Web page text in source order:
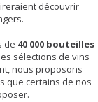
découvrir
de 40 000 bouteilles
sélections de vins
nous proposons
que certains de nos